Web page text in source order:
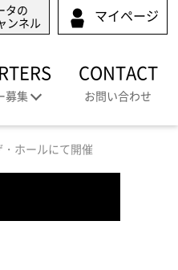
タの
ンネル
マイページ
募集
CONTACT
お問い合わせ
ホールにて開催